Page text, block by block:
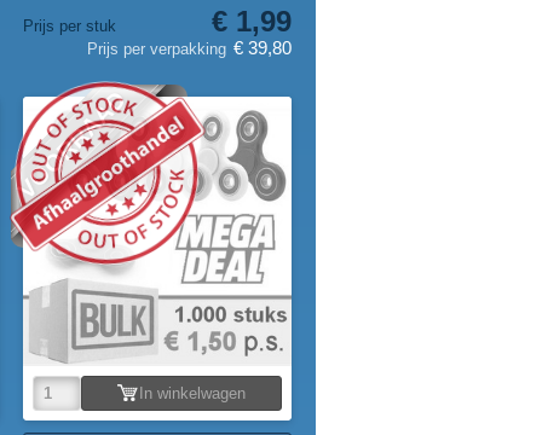
Prijs per stuk € 1,99
Prijs per verpakking € 39,80
VOORRAAD
In winkelwagen